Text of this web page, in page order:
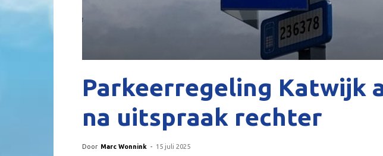
Parkeerregeling Katwijk
na uitspraak rechter
Door Marc Wonnink - 15 juli 2025